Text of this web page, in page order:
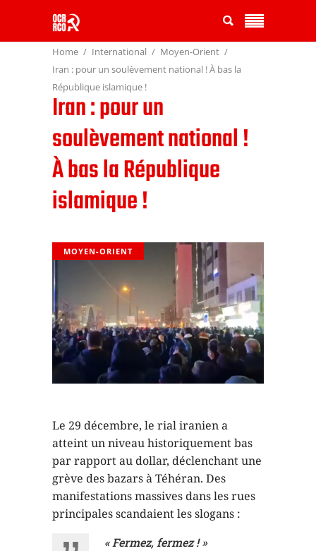
Home International
Moyen-Orient
Iran : pour un soulèvement national ! À bas la
République islamique !
Iran : pour un
soulèvement national !
À bas la République
islamique !
MOYEN-ORIENT
Le 29 décembre, le rial iranien a
atteint un niveau historiquement bas
par rapport au dollar, déclenchant une
grève des bazars à Téhéran. Des
manifestations massives dans les rues
principales scandaient les slogans :
« Fermez, fermez ! »